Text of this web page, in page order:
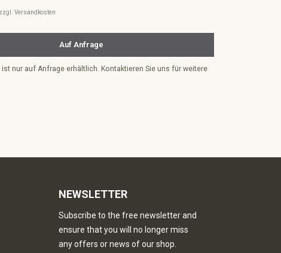
Versandkosten
Auf Anfrage
ist nur auf Anfrage erhältlich. Kontaktieren Sie uns für weitere
NEWSLETTER
Subscribe to the free newsletter and
ensure that you will no longer miss
any offers or news of our shop.